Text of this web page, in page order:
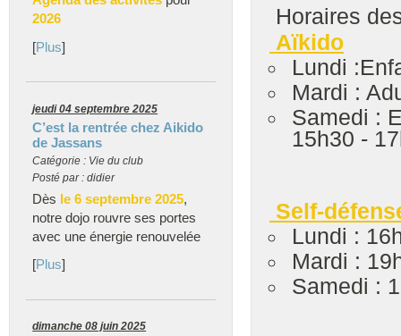
2026
[Plus]
jeudi 04 septembre 2025
C’est la rentrée chez Aikido
de Jassans
Catégorie : Vie du club
Posté par : didier
Dès le 6 septembre 2025,
notre dojo rouvre ses portes
avec une énergie renouvelée
[Plus]
dimanche 08 juin 2025
Horaires
Aïkido
Lundi
Mardi :
Samedi :
15h30 -
Self-
Lundi :
Mardi :
Samedi :